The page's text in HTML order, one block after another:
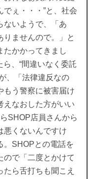
ぇ・・・”と、社会
ないようで、「あ
りませんので。」と
たかかってきまし
、“間違いなく委託
、「法律違反なの
もう警察に被害届け
えなおした方がいい
SHOP店員さんから
悪くないんですけ
。SHOPとの電話を
ので「二度とかけて
ら舌打ちも聞こえ